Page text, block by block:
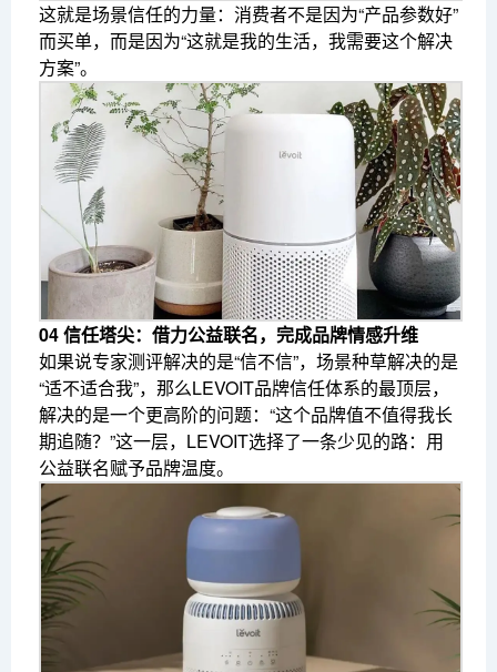
这就是场景信任的力量：消费者不是因为“产品参数好”
而买单，而是因为“这就是我的生活，我需要这个解决
方案”。
04 信任塔尖：借力公益联名，完成品牌情感升维
如果说专家测评解决的是“信不信”，场景种草解决的是
“适不适合我”，那么LEVOIT品牌信任体系的最顶层，
解决的是一个更高阶的问题：“这个品牌值不值得我长
期追随？”这一层，LEVOIT选择了一条少见的路：用
公益联名赋予品牌温度。